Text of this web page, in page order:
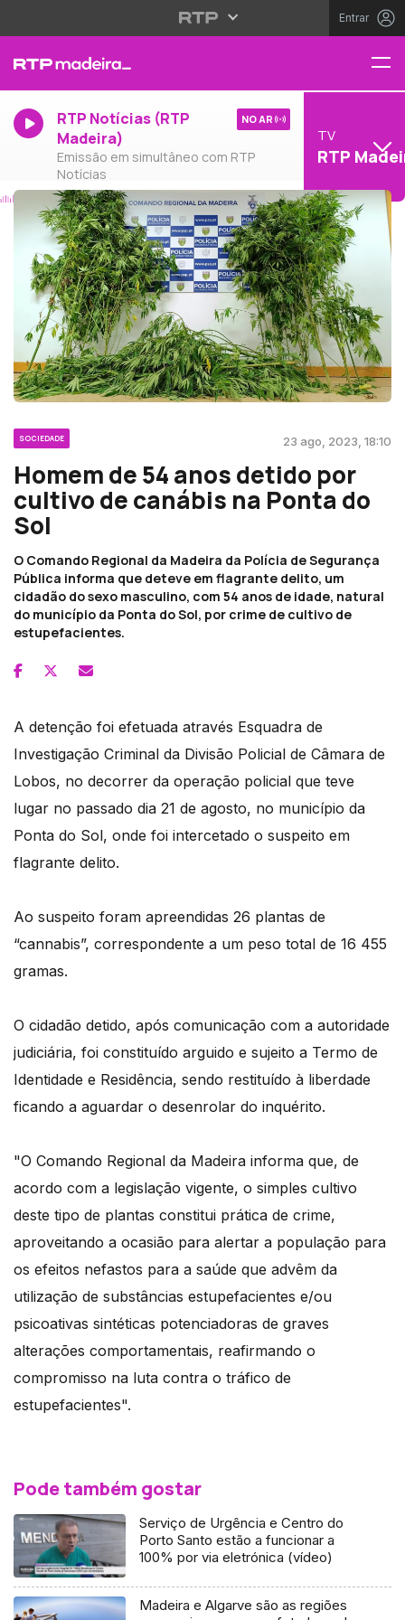
Entrar
RTP Notícias (RTP
Madeira)
Emissão em simultâneo com RTP
Notícias
NO AR
TV
RTP
SOCIEDADE 23 ago, 2023, 18:10
Homem de 54 anos detido por
cultivo de canábis na Ponta do
Sol
O Comando Regional da Madeira da Polícia de Segurança
Pública informa que deteve em flagrante delito, um
cidadão do sexo masculino, com 54 anos de idade, natural
do município da Ponta do Sol, por crime de cultivo de
estupefacientes.
A detenção foi efetuada através Esquadra de
Investigação Criminal da Divisão Policial de Câmara de
Lobos, no decorrer da operação policial que teve
lugar no passado dia 21 de agosto, no município da
Ponta do Sol, onde foi intercetado o suspeito em
flagrante delito.
Ao suspeito foram apreendidas 26 plantas de
“cannabis”, correspondente a um peso total de 16 455
gramas.
O cidadão detido, após comunicação com a autoridade
judiciária, foi constituído arguido e sujeito a Termo de
Identidade e Residência, sendo restituído à liberdade
ficando a aguardar o desenrolar do inquérito.
"O Comando Regional da Madeira informa que, de
acordo com a legislação vigente, o simples cultivo
deste tipo de plantas constitui prática de crime,
aproveitando a ocasião para alertar a população para
os efeitos nefastos para a saúde que advêm da
utilização de substâncias estupefacientes e/ou
psicoativas sintéticas potenciadoras de graves
alterações comportamentais, reafirmando o
compromisso na luta contra o tráfico de
estupefacientes".
Pode também gostar
Serviço de Urgência e Centro do
Porto Santo estão a funcionar a
100% por via eletrónica (vídeo)
Madeira e Algarve são as regiões